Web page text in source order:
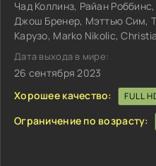
Чад Коллинз, Райан
Джош Бренер, Мэттью Сим,
Карузо, Marko Nikolic,
Дата выхода в мире:
26 сентября 2023
Хорошее качество:
FULL
Ограничение по возрасту: